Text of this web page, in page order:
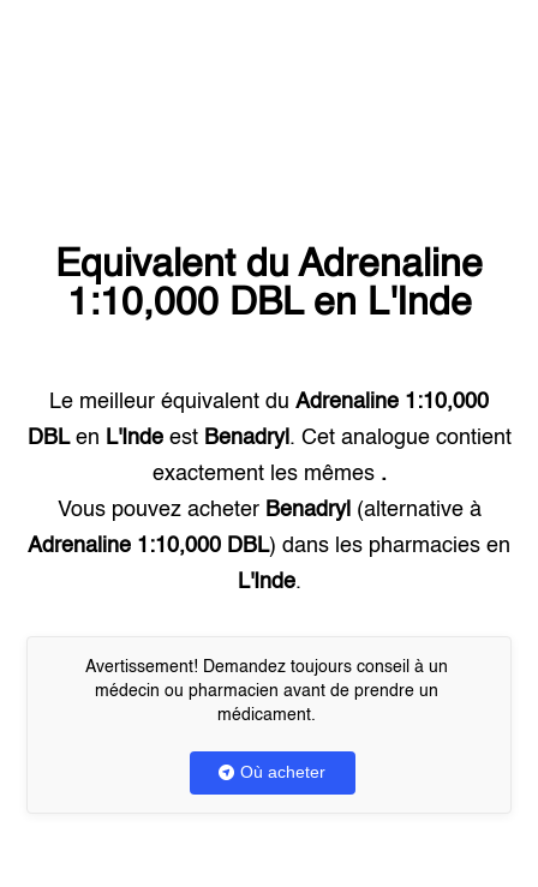
Equivalent du Adrenaline
1:10,000 DBLen L'Inde
Le meilleur équivalent du Adrenaline 1:10,000
DBLen L'Indeest Benadryl . Cet analogue contient
exactement les mêmes .
Vous pouvez acheter Benadryl (alternative à
Adrenaline 1:10,000 DBL) dans les pharmacies en
L'Inde.
Avertissement! Demandez toujours conseil à un
médecin ou pharmacien avant de prendre un
médicament.
Où acheter